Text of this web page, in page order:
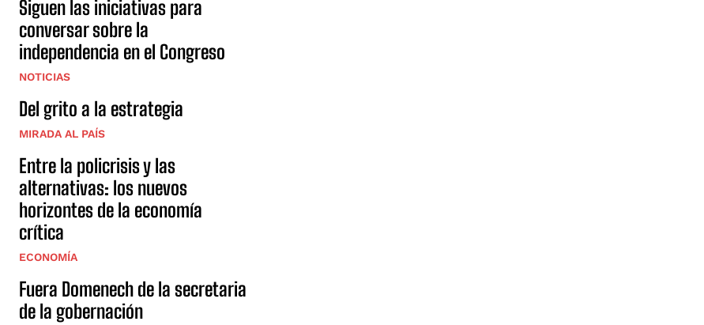
Siguen las iniciativas para
conversar sobre la
independencia en el Congreso
NOTICIAS
Del grito a la estrategia
MIRADA AL PAÍS
Entre la policrisis y las
alternativas: los nuevos
horizontes de la economía
crítica
ECONOMÍA
Fuera Domenech de la secretaria
de la gobernación